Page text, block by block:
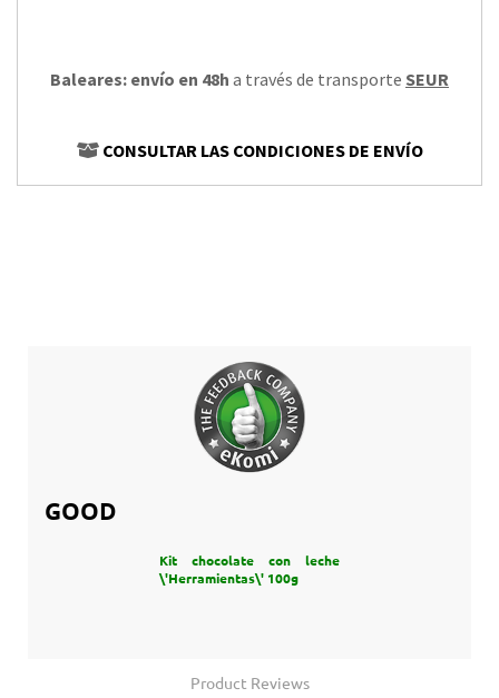
Baleares: envío en 48h a través de transporte SEUR
CONSULTAR LAS CONDICIONES DE ENVÍO
GOOD
Kit chocolate con leche
\'Herramientas\' 100g
Product Reviews